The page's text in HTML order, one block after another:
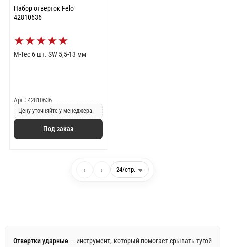
Набор отверток Felo
42810636
★★★★★
M-Tec 6 шт. SW 5,5-13 мм
Арт.: 42810636
Цену уточняйте у менеджера.
Под заказ
‹ ›
Отвертки ударные— инструмент, который помогает срывать тугой